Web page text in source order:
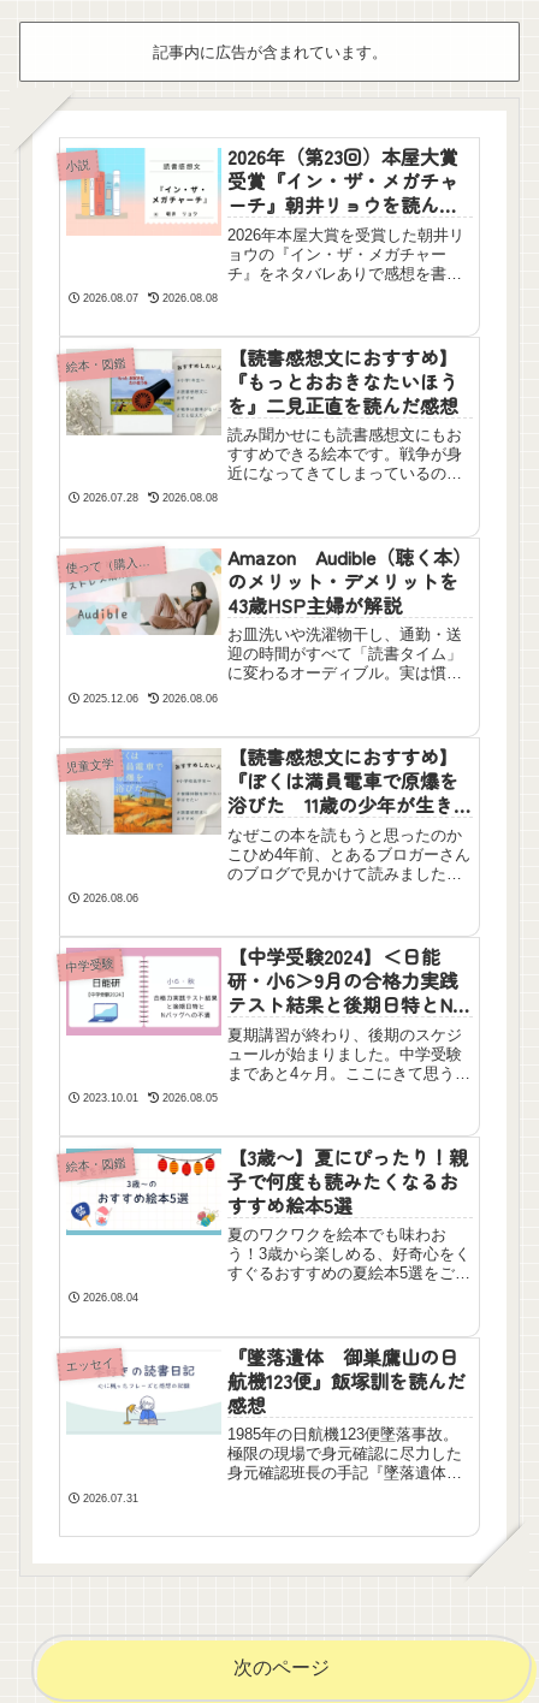
記事内に広告が含まれています。
小説
2026年（第23回）本屋大賞
受賞『イン・ザ・メガチャ
ーチ』朝井リョウを読んだ
感想【ネタバレあり】
2026年本屋大賞を受賞した朝井リ
ョウの『イン・ザ・メガチャー
チ』をネタバレありで感想を書き
すめしない理由を書いています。
2026.08.07 2026.08.08
絵本・図鑑
【読書感想文におすすめ】
『もっとおおきなたいほう
を』二見正直を読んだ感想
読み聞かせにも読書感想文にもお
すすめできる絵本です。戦争が身
近になってきてしまっているの
い一冊です。
2026.07.28 2026.08.08
使って（購入して）よかった本以外のおすすめ
Amazon Audible（聴く本）
のメリット・デメリットを
43歳HSP主婦が解説
お皿洗いや洗濯物干し、通勤・送
迎の時間がすべて「読書タイム」
に変わるオーディブル。実は慣れ
ば両手が使えない中でも本が読め
るというとてもコスパの良い読書
です。私の勝手な感想を述べまし
た。
2025.12.06 2026.08.06
児童文学
【読書感想文におすすめ】
『ぼくは満員電車で原爆を
浴びた 11歳の少年が生き
ぬいたヒロシマ』米澤鐡
志・由井りょう子を読んだ
感想
なぜこの本を読もうと思ったのか
こひめ4年前、とあるブロガーさん
のブログで見かけて読みました。
さんは、爆心から750メートルの電
車内で母親...
2026.08.06
中学受験
【中学受験2024】＜日能
研・小6＞9月の合格力実践
テスト結果と後期日特とNバ
ッグへの不満
夏期講習が終わり、後期のスケジ
ュールが始まりました。中学受験
まであと4ヶ月。ここにきて思うこ
2023.10.01 2026.08.05
絵本・図鑑
【3歳〜】夏にぴったり！親
子で何度も読みたくなるお
すすめ絵本5選
夏のワクワクを絵本でも味わお
う！3歳から楽しめる、好奇心をく
すぐるおすすめの夏絵本5選をご紹
聞かせタイムにぴったりです。
2026.08.04
エッセイ
『墜落遺体 御巣鷹山の日
航機123便』飯塚訓を読んだ
感想
1985年の日航機123便墜落事故。
極限の現場で身元確認に尽力した
身元確認班長の手記『墜落遺体』
2026.07.31
次のページ